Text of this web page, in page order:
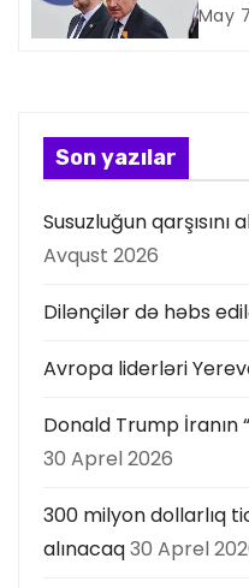
i
a
s
ı
May
Son yazılar
Susuzluğun
Avqust 2026
Dilənçilər də həbs
Avropa liderləri
Donald Trump İranın
30 Aprel 2026
300 milyon dollarlıq
alınacaq30 Aprel